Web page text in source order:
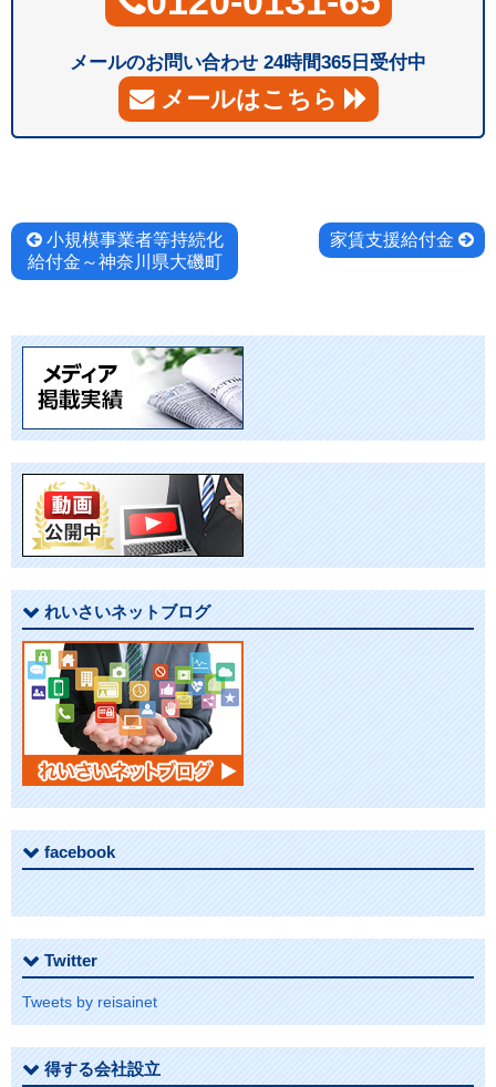
メールのお問い合わせ 24時間365日受付中
メールはこちら
投
稿
ナ
ゲ
ー
シ
ョ
ン
小規模事業者等持続化
給付金～神奈川県大磯町
家賃支援給付金
れいさいネットブログ
facebook
Twitter
Tweets by reisainet
得する会社設立